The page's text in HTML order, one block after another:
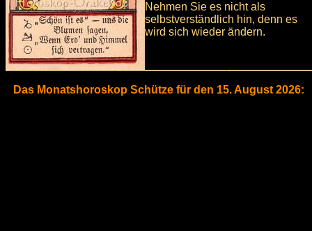
Nehmen Sie es nicht als
selbstverständlich hin, denn es
wird sich wieder ändern.
Das Monatshoroskop Schütze für den 15. August 2026: